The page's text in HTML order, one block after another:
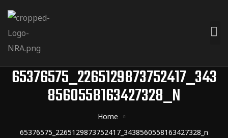
65376575_2265129873752417_343
8560558163427328_N
Home
65376575_2265129873752417_3438560558163427328_n